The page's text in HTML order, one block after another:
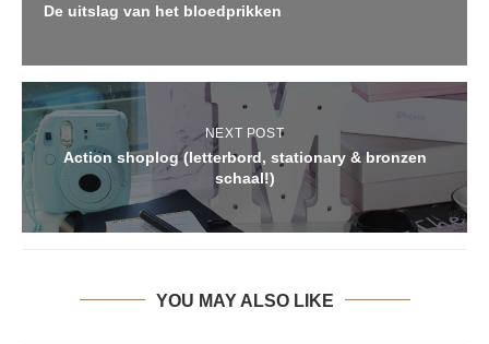
De uitslag van het bloedprikken
NEXT POST
Action shoplog (letterbord, stationary & bronzen
schaal!)
YOU MAY ALSO LIKE